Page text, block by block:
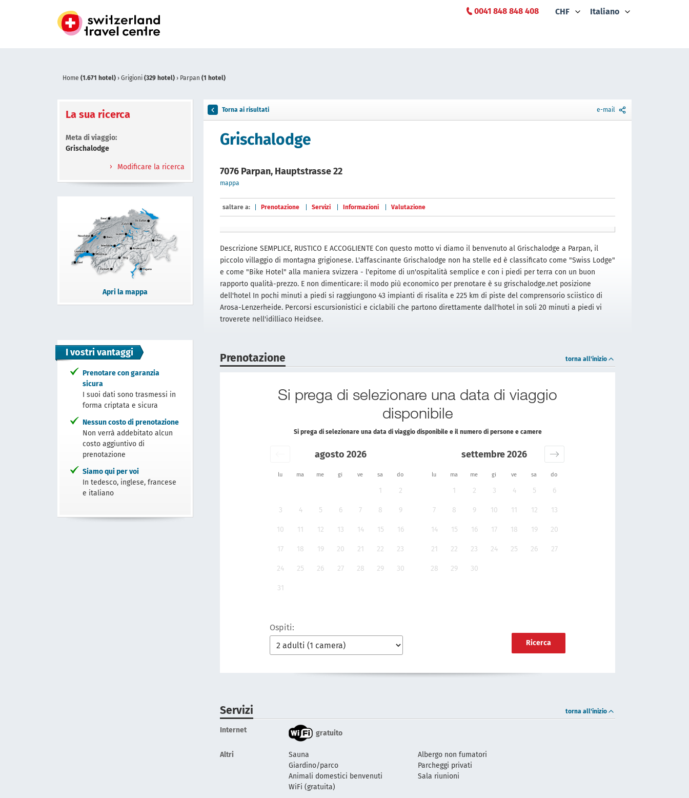
0041 848 848 408 CHF Italiano
Home (1.671 hotel) › Grigioni (329 hotel) › Parpan (1 hotel)
La sua ricerca
Meta di viaggio:
Grischalodge
Modificare la ricerca
Apri la mappa
I vostri vantaggi
Prenotare con garanzia
sicura
I suoi dati sono trasmessi in
forma criptata e sicura
Nessun costo di prenotazione
Non verrà addebitato alcun
costo aggiuntivo di
prenotazione
Siamo qui per voi
In tedesco, inglese, francese
e italiano
Torna ai risultati e-mail
Grischalodge
7076 Parpan, Hauptstrasse 22
mappa
saltare a: Prenotazione Servizi Informazioni Valutazione
Descrizione SEMPLICE, RUSTICO E ACCOGLIENTE Con ​​questo motto vi diamo il benvenuto al Grischalodge a Parpan, il
piccolo villaggio di montagna grigionese. L'affascinante Grischalodge non ha stelle ed è classificato come "Swiss Lodge"
e come "Bike Hotel" alla maniera svizzera - l'epitome di un'ospitalità semplice e con i piedi per terra con un buon
rapporto qualità-prezzo. E non dimenticare: il modo più economico per prenotare è su grischalodge.net posizione
dell'hotel In pochi minuti a piedi si raggiungono 43 impianti di risalita e 225 km di piste del comprensorio sciistico di
Arosa-Lenzerheide. Percorsi escursionistici e ciclabili che partono direttamente dall'hotel in soli 20 minuti a piedi vi
troverete nell'idilliaco Heidsee.
Prenotazione torna all'inizio
Si prega di selezionare una data di viaggio
disponibile
Si prega di selezionare una data di viaggio disponibile e il numero di persone e camere
lu ma me gi ve sa do lu ma me gi ve sa do
agosto 2026
1 2
3 4 5 6 7 8 9
10 11 12 13 14 15 16
17 18 19 20 21 22 23
24 25 26 27 28 29 30
31
settembre 2026
1 2 3 4 5 6
7 8 9 10 11 12 13
14 15 16 17 18 19 20
21 22 23 24 25 26 27
28 29 30
Ospiti:
Ricerca
Servizi torna all'inizio
Internet gratuito
Altri Sauna
Albergo non fumatori
Giardino/parco
Parcheggi privati
Animali domestici benvenuti
Sala riunioni
WiFi (gratuita)